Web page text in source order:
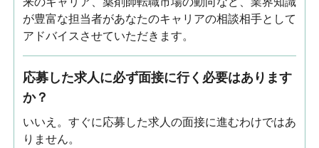
が豊富な担当者があなたのキャリアの相談相手として
アドバイスさせていただきます。
応募した求人に必ず面接に行く必要はあります
か？
いいえ。すぐに応募した求人の面接に進むわけではあ
りません。